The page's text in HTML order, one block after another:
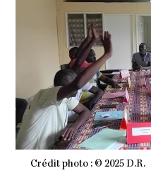
Crédit photo : © 2025 D.R.